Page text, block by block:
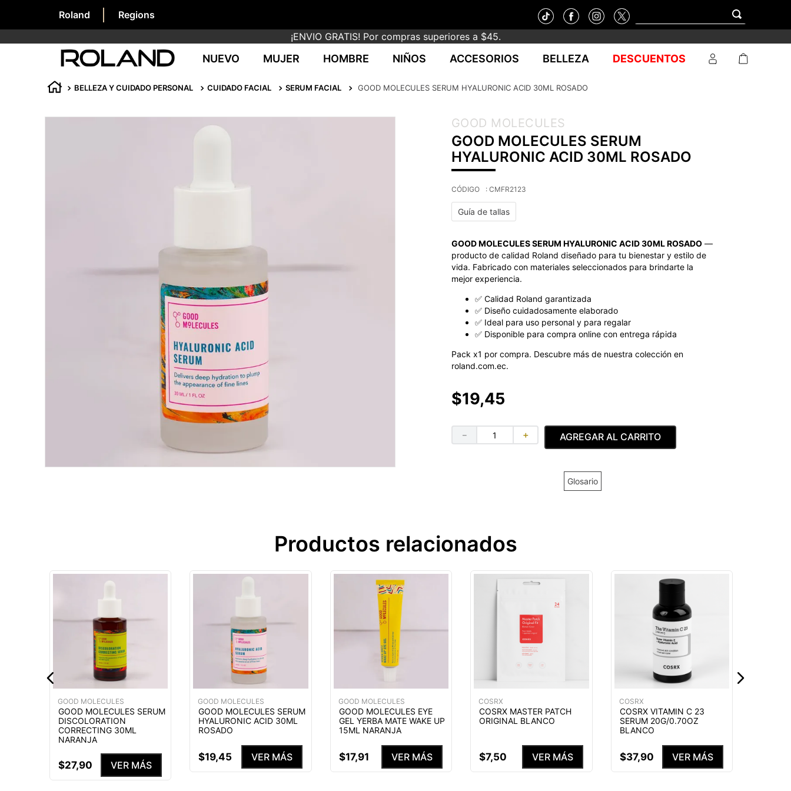
Roland
Regions
¡ENVIO GRATIS! Por compras superiores a $45.
NUEVO MUJER HOMBRE NIÑOS ACCESORIOS BELLEZA DESCUENTOS
BELLEZA Y CUIDADO PERSONAL CUIDADO FACIAL SERUM FACIAL GOOD MOLECULES SERUM HYALURONIC ACID 30ML ROSADO
GOOD MOLECULES
GOOD MOLECULES SERUM
HYALURONIC ACID 30ML ROSADO
: CMFR2123
Guía de tallas
GOOD MOLECULES SERUM HYALURONIC ACID 30ML ROSADO—
producto de calidad Roland diseñado para tu bienestar y estilo de
vida. Fabricado con materiales seleccionados para brindarte la
mejor experiencia.
✅ Calidad Roland garantizada
✅ Diseño cuidadosamente elaborado
✅ Ideal para uso personal y para regalar
✅ Disponible para compra online con entrega rápida
Pack x1 por compra. Descubre más de nuestra colección en
roland.com.ec.
$19,45
＋
－ AGREGAR AL CARRITO
Glosario
Productos relacionados
GOOD MOLECULES
GOOD MOLECULES SERUM
DISCOLORATION
CORRECTING 30ML
NARANJA
$27,90 VER MÁS
GOOD MOLECULES
GOOD MOLECULES SERUM
HYALURONIC ACID 30ML
ROSADO
$19,45 VER MÁS
GOOD MOLECULES
GOOD MOLECULES EYE
GEL YERBA MATE WAKE UP
15ML NARANJA
$17,91 VER MÁS
COSRX
COSRX MASTER PATCH
ORIGINAL BLANCO
$7,50 VER MÁS
COSRX
COSRX VITAMIN C 23
SERUM 20G/0.70OZ
BLANCO
$37,90 VER MÁS